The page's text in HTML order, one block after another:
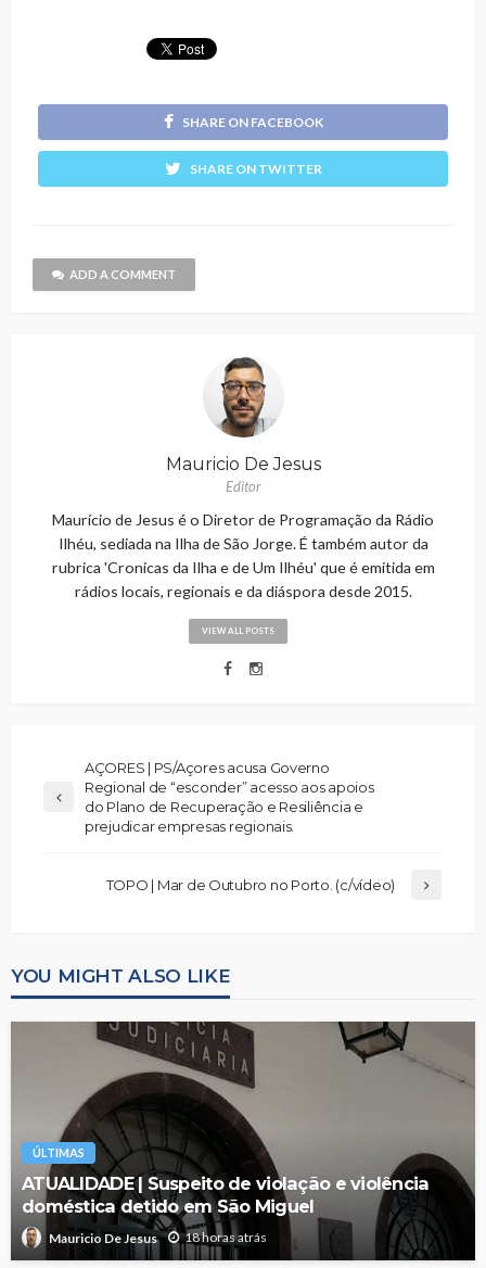
SHARE ON FACEBOOK
SHARE ON TWITTER
ADD A COMMENT
Mauricio De Jesus
Editor
Maurício de Jesus é o Diretor de Programação da Rádio
Ilhéu, sediada na Ilha de São Jorge. É também autor da
rubrica 'Cronicas da Ilha e de Um Ilhéu' que é emitida em
rádios locais, regionais e da diáspora desde 2015.
VIEW ALL POSTS
AÇORES | PS/Açores acusa Governo
Regional de “esconder” acesso aos apoios
do Plano de Recuperação e Resiliência e
prejudicar empresas regionais.
TOPO | Mar de Outubro no Porto. (c/vídeo)
YOU MIGHT ALSO LIKE
ÚLTIMAS
ATUALIDADE | Suspeito de violação e violência
doméstica detido em São Miguel
Mauricio De Jesus 18 horas atrás